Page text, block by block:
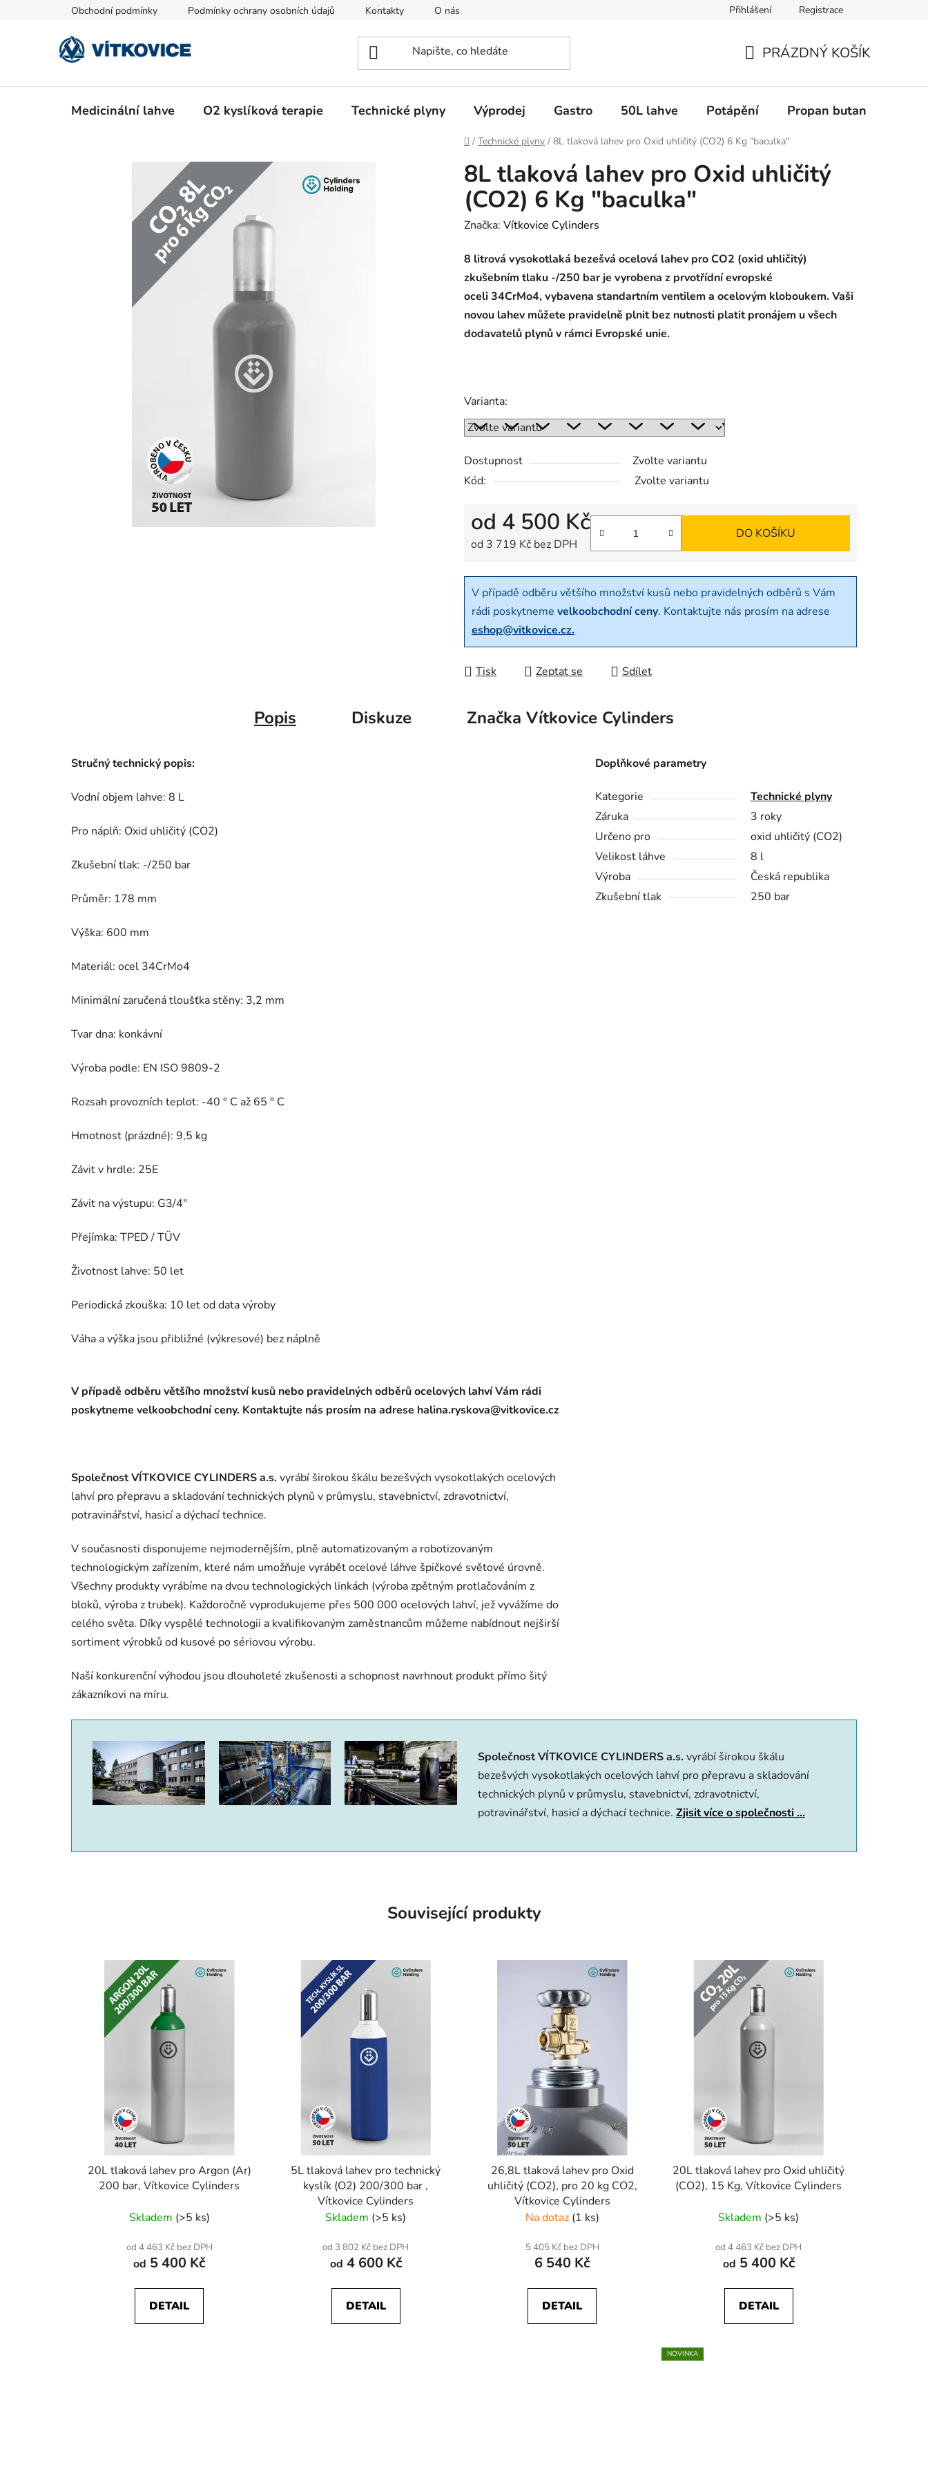
Obchodní podmínky Podmínky ochrany osobních údajů Kontakty O nás Přihlášení Registrace
KOŠÍK
PRÁZDNÝ KOŠÍK
Medicinální lahve O2 kyslíková terapie Technické plyny Výprodej Gastro 50L lahve Potápění Propan butan
Domů
/ Technické plyny / 8L tlaková lahev pro Oxid uhličitý (CO2) 6 Kg "baculka"
8L tlaková lahev pro Oxid uhličitý
(CO2) 6 Kg "baculka"
Značka: Vítkovice Cylinders
8 litrová vysokotlaká bezešvá ocelová lahev pro CO2 (oxid uhličitý)
zkušebním tlaku -/250 bar je vyrobena z prvotřídní evropské
oceli34CrMo4,vybavena standartním ventilem a ocelovým kloboukem. Vaši
novou lahev můžete pravidelně plnit bez nutnosti platit pronájem u všech
dodavatelů plynů v rámci Evropské unie.
Varianta:
Dostupnost
Zvolte variantu
Kód:
Zvolte variantu
od 4 500 Kč
od 3 719 Kč bez DPH
DO KOŠÍKU
V případě odběru většího množství kusů nebo pravidelných odběrů s Vám
rádi poskytneme velkoobchodní ceny. Kontaktujte nás prosím na adrese
eshop@vitkovice.cz.
Tisk Zeptat se Sdílet
Popis Diskuze Značka Vítkovice Cylinders
Stručný technický popis:
Vodní objem lahve: 8 L
Pro náplň: Oxid uhličitý (CO2)
Zkušební tlak: -/250 bar
Průměr: 178 mm
Výška: 600 mm
Materiál: ocel 34CrMo4
Minimální zaručená tloušťka stěny: 3,2 mm
Tvar dna: konkávní
Výroba podle: EN ISO 9809-2
Rozsah provozních teplot: -40 ° C až 65 ° C
Hmotnost (prázdné): 9,5 kg
Závit v hrdle: 25E
Závit na výstupu: G3/4"
Přejímka: TPED / TÜV
Životnost lahve: 50 let
Periodická zkouška: 10 let od data výroby
Váha a výška jsou přibližné (výkresové) bez náplně
V případě odběru většího množství kusů nebo pravidelných odběrů ocelových lahví Vám rádi
poskytneme velkoobchodní ceny. Kontaktujte nás prosím na adrese halina.ryskova@vitkovice.cz
Společnost VÍTKOVICE CYLINDERS a.s. vyrábí širokou škálu bezešvých vysokotlakých ocelo­vých
lahví pro přepravu a skladování technic­kých plynů v průmyslu, stavebnictví, zdravotnictví,
potravinářství, hasicí a dýchací technice.
V současnosti disponujeme nejmodernějším, plně automatizovaným a robotizovaným
technologickým zařízením, které nám umožňuje vyrábět ocelové láhve špičkové světové úrovně.
Všechny produkty vyrábíme na dvou technologických linkách (výroba zpětným protlačováním z
bloků, výroba z trubek). Každoročně vyprodukujeme přes 500 000 ocelových lahví, jež vyvážíme do
celého světa. Díky vyspělé technologii a kvalifikovaným zaměstnancům můžeme nabídnout nejširší
sortiment výrobků od kusové po sériovou výrobu.
Naší konkurenční výhodou jsou dlouholeté zkušenosti a schopnost navrhnout produkt přímo šitý
zákazníkovi na míru.
Doplňkové parametry
Kategorie
Technické plyny
Záruka
3 roky
Určeno pro
oxid uhličitý (CO2)
Velikost láhve
8 l
Výroba
Česká republika
Zkušební tlak
250 bar
Společnost VÍTKOVICE CYLINDERS a.s. vyrábí širokou škálu
bezešvých vysokotlakých ocelo­vých lahví pro přepravu a skladování
technic­kých plynů v průmyslu, stavebnictví, zdravotnictví,
potravinářství, hasicí a dýchací technice. Zjisit více o společnosti ...
Související produkty
20L tlaková lahev pro Argon (Ar)
200 bar, Vítkovice Cylinders
Skladem (>5 ks)
od 4 463 Kč bez DPH
od 5 400 Kč
DETAIL
5L tlaková lahev pro technický
kyslík (O2) 200/300 bar ,
Vítkovice Cylinders
Skladem (>5 ks)
od 3 802 Kč bez DPH
od 4 600 Kč
DETAIL
26,8L tlaková lahev pro Oxid
uhličitý (CO2), pro 20 kg CO2,
Vítkovice Cylinders
Na dotaz (1 ks)
5 405 Kč bez DPH
6 540 Kč
DETAIL
20L tlaková lahev pro Oxid uhličitý
(CO2), 15 Kg, Vítkovice Cylinders
Skladem (>5 ks)
od 4 463 Kč bez DPH
od 5 400 Kč
DETAIL
NOVINKA